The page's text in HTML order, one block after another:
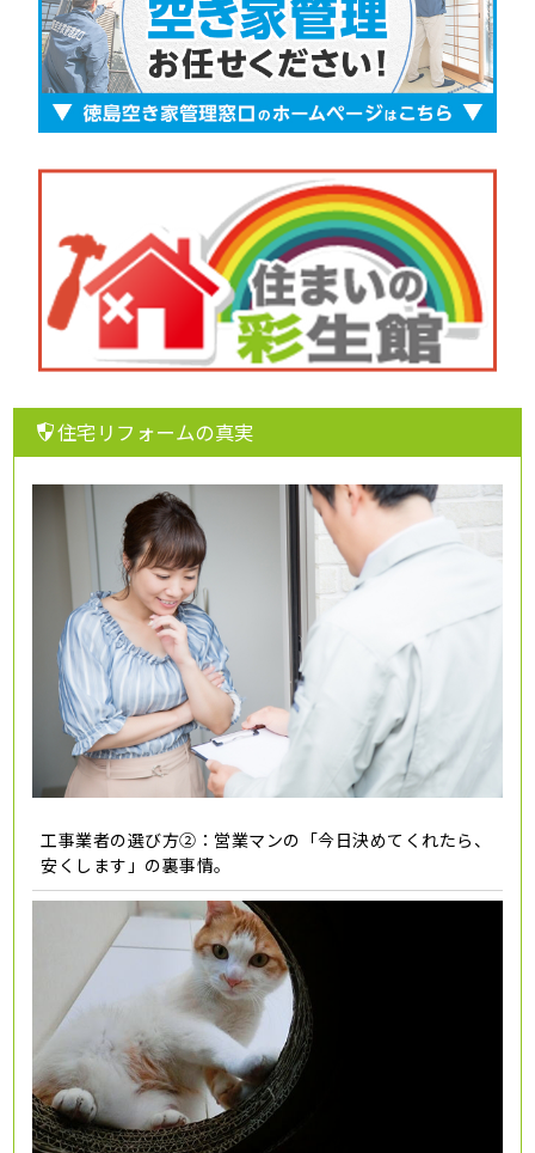
住宅リフォームの真実
工事業者の選び方②：営業マンの「今日決めてくれたら、
安くします」の裏事情。